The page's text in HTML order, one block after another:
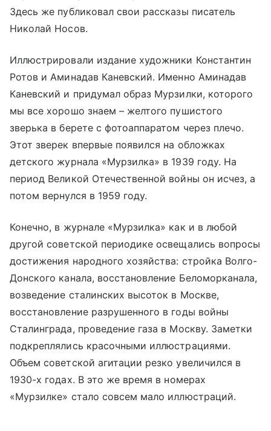
Здесь же публиковал свои рассказы писатель
Николай Носов.
Иллюстрировали издание художники Константин
Ротов и Аминадав Каневский. Именно Аминадав
Каневский и придумал образ Мурзилки, которого
мы все хорошо знаем – желтого пушистого
зверька в берете с фотоаппаратом через плечо.
Этот зверек впервые появился на обложках
детского журнала «Мурзилка» в 1939 году. На
период Великой Отечественной войны он исчез, а
потом вернулся в 1959 году.
Конечно, в журнале «Мурзилка» как и в любой
другой советской периодике освещались вопросы
достижения народного хозяйства: стройка Волго-
Донского канала, восстановление Беломорканала,
возведение сталинских высоток в Москве,
восстановление разрушенного в годы войны
Сталинграда, проведение газа в Москву. Заметки
подкреплялись красочными иллюстрациями.
Объем советской агитации резко увеличился в
1930-х годах. В это же время в номерах
«Мурзилке» стало совсем мало иллюстраций.